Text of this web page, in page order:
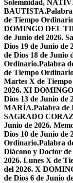
Solemnidad,
BAUTISTA.
de Tiempo
DOMINGO DEL
de Junio del 2026.
Dios 19 de Junio
de Dios 18 de Junio
Ordinario.Palabra
de Tiempo
Martes X de
2026. XI
Dios 13 de Junio
MARÍA.Palabra de
SAGRADO
Junio de 2026.
Dios 10 de Junio de
Ordinario.Palabra
Diácono y Doctor de
2026. Lunes X de
del 2026. X
de Dios 6 de Junio